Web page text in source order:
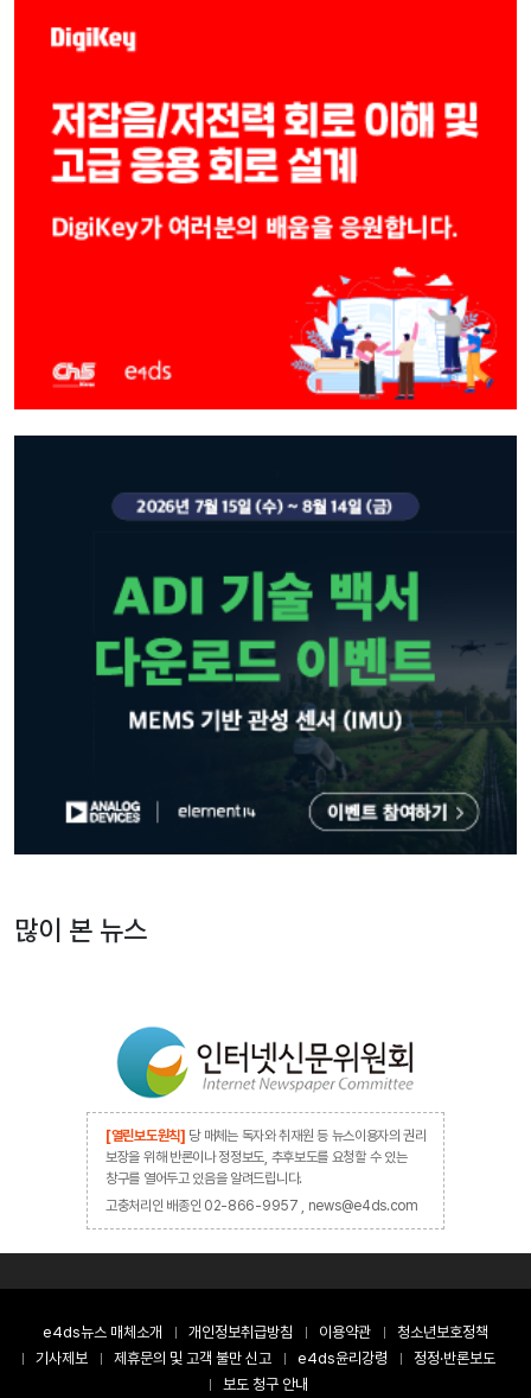
많이 본 뉴스
[열린보도원칙] 당 매체는 독자와 취재원 등 뉴스이용자의 권리
보장을 위해 반론이나 정정보도, 추후보도를 요청할 수 있는
창구를 열어두고 있음을 알려드립니다.
고충처리인 배종인 02-866-9957 , news@e4ds.com
e4ds뉴스 매체소개 개인정보취급방침 이용약관
청소년보호정책
기사제보
제휴문의 및 고객 불만 신고 e4ds윤리강령
정정·반론보도
보도 청구 안내